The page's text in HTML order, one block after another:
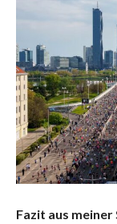
Fazit aus meiner